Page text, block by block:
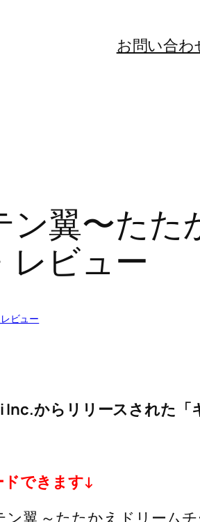
お問い合わ
ン翼〜た
レビュー
ビュー
Inc.からリリースされた
できます↓